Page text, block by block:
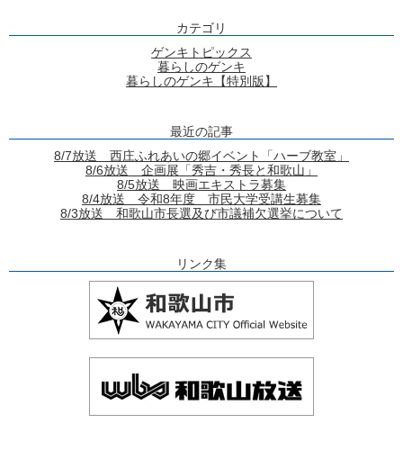
カテゴリ
ゲンキトピックス
暮らしのゲンキ
暮らしのゲンキ【特別版】
最近の記事
8/7放送 西庄ふれあいの郷イベント「ハーブ教室」
8/6放送 企画展「秀吉・秀長と和歌山」
8/5放送 映画エキストラ募集
8/4放送 令和8年度 市民大学受講生募集
8/3放送 和歌山市長選及び市議補欠選挙について
リンク集